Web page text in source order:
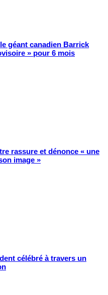
géant canadien Barrick
» pour 6 mois
rassure et dénonce « une
image »
célébré à travers un